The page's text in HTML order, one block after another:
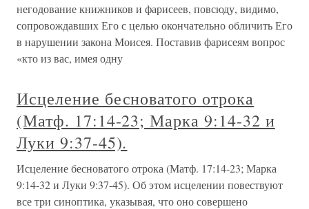
негодование книжников и фарисеев, повсюду, видимо,
сопровождавших Его с целью окончательно обличить Его
в нарушении закона Моисея. Поставив фарисеям вопрос
«кто из вас, имея одну
Исцеление бесноватого отрока
(Матф. 17:14-23; Марка 9:14-32 и
Луки 9:37-45).
Исцеление бесноватого отрока (Матф. 17:14-23; Марка
9:14-32 и Луки 9:37-45). Об этом исцелении повествуют
все три синоптика, указывая, что оно совершено